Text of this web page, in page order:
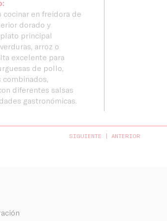
cocinar en freidora de
dorado y
principal
arroz o
excelente para
de pollo,
diferentes salsas
gastronómicas.
SIGUIENTE ANTERIOR